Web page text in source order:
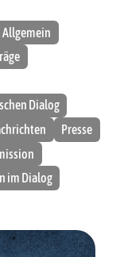
Allgemein
Dialog
Presse
im Dialog